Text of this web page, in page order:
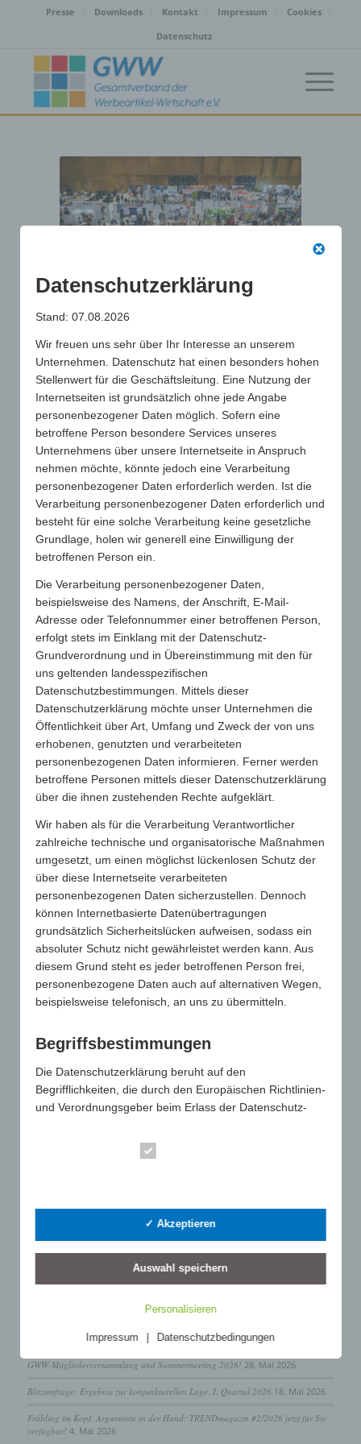
Presse Downloads Kontakt Impressum
Cookies
Datenschutz
WIESBADEN FREUT SICH AUF SIE!
ohne größere Einschränkungen stattfinden. 140 Aussteller
freuen sich darauf, endlich wieder eine reale Messe
durchzuführen und zahlreiche Werbeartikelberater im
RheinMain CongressCenter(RMCC) in Wiesbaden begrüßen zu
dürfen. Wir versprechen allen Teilnehmern eine gewohnt
hochklassige Veranstaltung, von der die gesamte Branche
profitieren soll.
Es ist die erste Messe, die der Gesamtverband seit der TREND
Herbst in Mainz durchführen kann. Sowohl die GWW-
Jahr aufgrund der damals geltenden Kontaktbeschränkungen
sowie der Ungewissheit der Industriekunden schweren Herzens
vom GWW abgesagt werden. Ein Jahr Messe-Stillstand, der sich
spürbar auf die sonst so frohen Gemüter der Werbeartikel-
Wirtschaft auswirkte. Der GWW setzt deshalb mit der TREND zur
Stimmungserhellung erneut ein positives Zeichen. Schließlich ist
bereits seit über einem Jahr bekannt: Messeveranstaltungen
sind keine Infektionsherde! Um dies zu beweisen, wird die
TREND auch in diesem Jahr mit bestem Beispiel und unter
Berücksichtigung hinnehmbarer Hygienevorschriften
voranschreiten. Wir hoffen, dass sich unser sowie das
Engagement der Aussteller auszahlen wird und möglichst viele
Werbeartikelberater die TREND besuchen werden.
Industriekunden gestört, denn diese erhalten auf der TREND
keinen Einlass. Eine Entscheidung, die klar vom gesamten Markt
getroffen und vom Gesamtverband nur allzu gerne umgesetzt
wurde.
Übersicht der ausstellenden Unternehmen
der TREND-Homepage. Dort haben Sie auch die Möglichkeit,
sichfür den Messebesuch anzumelden.
Unterstützen Sie die verbandseigenen Messeveranstaltungen
und sorgen Sie dafür, dass die GWW-Messen auch weiterhin
LETZTE BEITRÄGE
GWW macht Druck bei der Werbeartikelbesteuerung 1. Juni 2026
GWW-Mitgliederversammlung und Summermeeting 2026! 28. Mai 2026
Blitzumfrage: Ergebnis zur konjunkturellen Lage, I. Quartal 2026 18. Mai 2026
Frühling im Kopf, Argumente in der Hand: TRENDmagazin #2/2026 jetzt für Sie
verfügbar! 4. Mai 2026
Datenschutzerklärung
Stand: 07.08.2026
Wir freuen uns sehr über Ihr Interesse an unserem
Unternehmen. Datenschutz hat einen besonders hohen
Stellenwert für die Geschäftsleitung. Eine Nutzung der
Internetseiten ist grundsätzlich ohne jede Angabe
personenbezogener Daten möglich. Sofern eine
betroffene Person besondere Services unseres
Unternehmens über unsere Internetseite in Anspruch
nehmen möchte, könnte jedoch eine Verarbeitung
personenbezogener Daten erforderlich werden. Ist die
Verarbeitung personenbezogener Daten erforderlich und
besteht für eine solche Verarbeitung keine gesetzliche
Grundlage, holen wir generell eine Einwilligung der
betroffenen Person ein.
Die Verarbeitung personenbezogener Daten,
beispielsweise des Namens, der Anschrift, E-Mail-
Adresse oder Telefonnummer einer betroffenen Person,
erfolgt stets im Einklang mit der Datenschutz-
Grundverordnung und in Übereinstimmung mit den für
uns geltenden landesspezifischen
Datenschutzbestimmungen. Mittels dieser
Datenschutzerklärung möchte unser Unternehmen die
Öffentlichkeit über Art, Umfang und Zweck der von uns
erhobenen, genutzten und verarbeiteten
personenbezogenen Daten informieren. Ferner werden
betroffene Personen mittels dieser Datenschutzerklärung
über die ihnen zustehenden Rechte aufgeklärt.
Wir haben als für die Verarbeitung Verantwortlicher
zahlreiche technische und organisatorische Maßnahmen
umgesetzt, um einen möglichst lückenlosen Schutz der
über diese Internetseite verarbeiteten
personenbezogenen Daten sicherzustellen. Dennoch
können Internetbasierte Datenübertragungen
grundsätzlich Sicherheitslücken aufweisen, sodass ein
absoluter Schutz nicht gewährleistet werden kann. Aus
diesem Grund steht es jeder betroffenen Person frei,
personenbezogene Daten auch auf alternativen Wegen,
beispielsweise telefonisch, an uns zu übermitteln.
Begriffsbestimmungen
Die Datenschutzerklärung beruht auf den
Begrifflichkeiten, die durch den Europäischen Richtlinien-
und Verordnungsgeber beim Erlass der Datenschutz-
Datenschutzerklärung soll sowohl für die Öffentlichkeit
als auch für unsere Kunden und Geschäftspartner
Wir verwenden in dieser Datenschutzerklärung unter
a) personenbezogene Daten
Personenbezogene Daten sind alle Informationen, die
sich auf eine identifizierte oder identifizierbare
natürliche Person (im Folgenden "betroffene Person")
beziehen. Als identifizierbar wird eine natürliche Person
mittels Zuordnung zu einer Kennung wie einem Namen,
zu einer Kennnummer, zu Standortdaten, zu einer
Online-Kennung oder zu einem oder mehreren
✓ Akzeptieren
Auswahl speichern
Personalisieren
Impressum Datenschutzbedingungen